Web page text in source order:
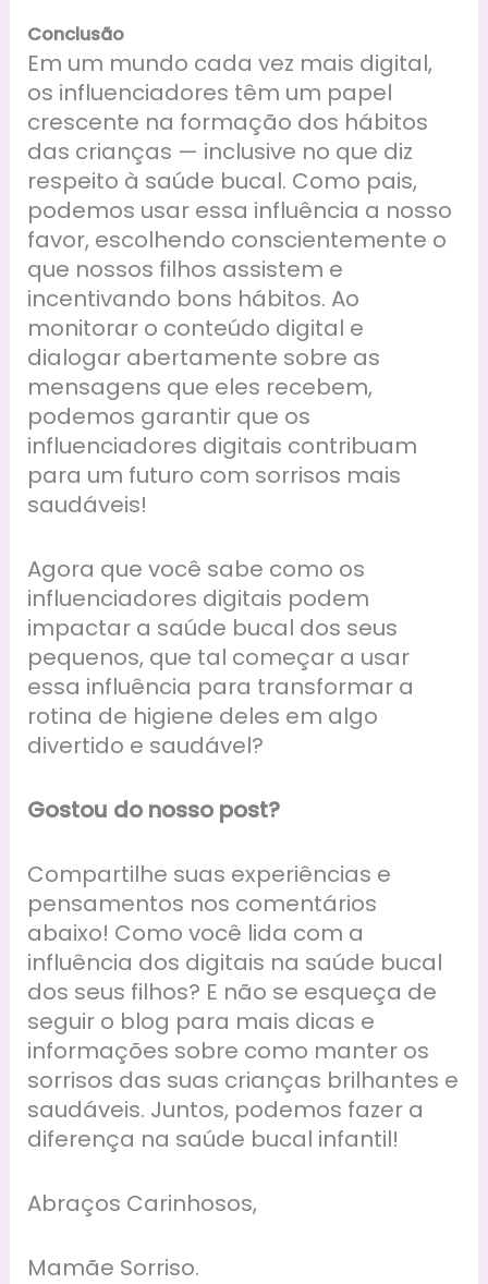
Conclusão
Em um mundo cada vez mais digital,
os influenciadores têm um papel
crescente na formação dos hábitos
das crianças — inclusive no que diz
respeito à saúde bucal. Como pais,
podemos usar essa influência a nosso
favor, escolhendo conscientemente o
que nossos filhos assistem e
incentivando bons hábitos. Ao
monitorar o conteúdo digital e
dialogar abertamente sobre as
mensagens que eles recebem,
podemos garantir que os
influenciadores digitais contribuam
para um futuro com sorrisos mais
saudáveis!
Agora que você sabe como os
influenciadores digitais podem
impactar a saúde bucal dos seus
pequenos, que tal começar a usar
essa influência para transformar a
rotina de higiene deles em algo
divertido e saudável?
Gostou do nosso post?
Compartilhe suas experiências e
pensamentos nos comentários
abaixo! Como você lida com a
influência dos digitais na saúde bucal
dos seus filhos? E não se esqueça de
seguir o blog para mais dicas e
informações sobre como manter os
sorrisos das suas crianças brilhantes e
saudáveis. Juntos, podemos fazer a
diferença na saúde bucal infantil!
Abraços Carinhosos,
Mamãe Sorriso.